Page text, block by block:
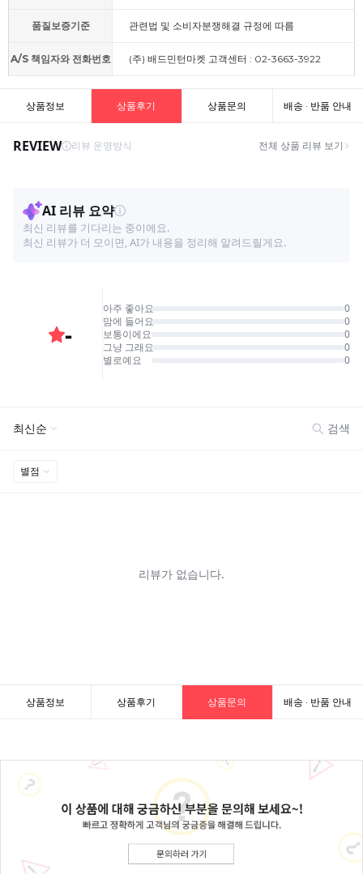
품질보증기준 관련법 및 소비자분쟁해결 규정에 따름
A/S 책임자와 전화번호 (주) 배드민턴마켓 고객센터 : 02-3663-3922
상품정보 상품후기 상품문의 배송 · 반품 안내
상품정보 상품후기 상품문의 배송 · 반품 안내